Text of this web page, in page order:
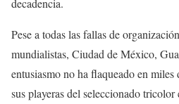
decadencia.
Pese a todas las fallas de
mundialistas, Ciudad de México,
entusiasmo no ha flaqueado en miles
sus playeras del seleccionado tricolor